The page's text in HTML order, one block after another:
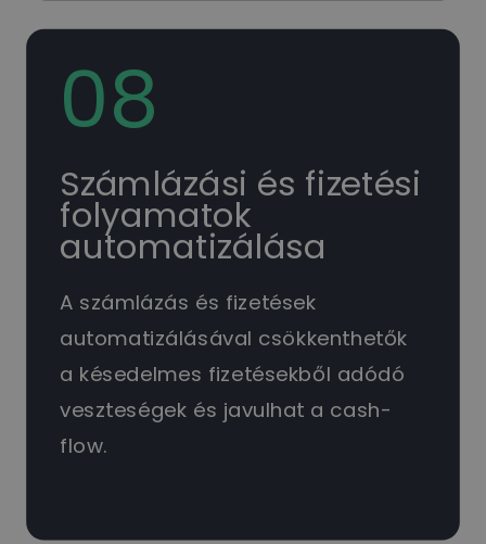
08
Számlázási és fizetési
folyamatok
automatizálása
A számlázás és fizetések
automatizálásával csökkenthetők
a késedelmes fizetésekből adódó
veszteségek és javulhat a cash-
flow.